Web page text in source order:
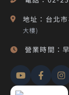
地址：台北
大樓)
營業時間：